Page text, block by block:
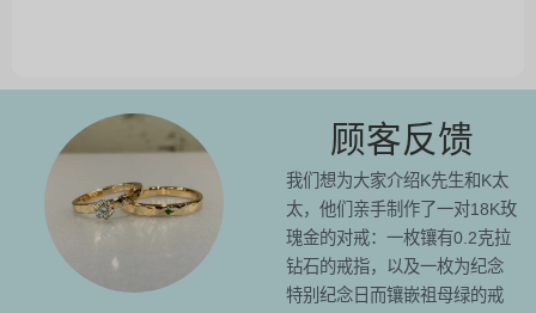
顾客反馈
我们想为大家介绍K先生和K太
太，他们亲手制作了一对18K玫
瑰金的对戒：一枚镶有0.2克拉
钻石的戒指，以及一枚为纪念
特别纪念日而镶嵌祖母绿的戒